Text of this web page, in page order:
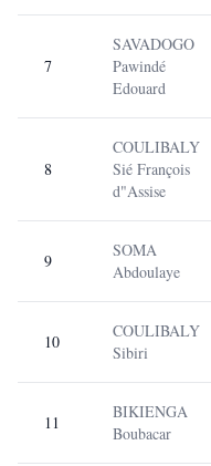
7
SAVADOGO
Pawindé
Edouard
8
COULIBALY
Sié François
d"Assise
9
SOMA
Abdoulaye
10
COULIBALY
Sibiri
11
BIKIENGA
Boubacar